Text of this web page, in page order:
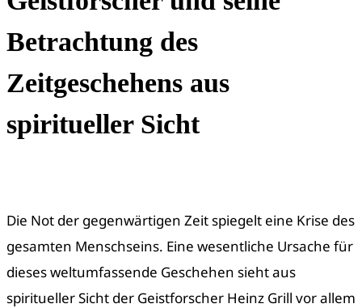
Betrachtung des
Zeitgeschehens aus
spiritueller Sicht
Die Not der gegenwärtigen Zeit spiegelt eine Krise des
gesamten Menschseins. Eine wesentliche Ursache für
dieses weltumfassende Geschehen sieht aus
spiritueller Sicht der Geistforscher Heinz Grill vor allem